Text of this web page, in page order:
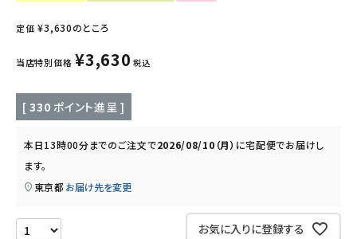
キッチン用品
ブランド
定価 ¥3,630のところ
当店特別価格 ¥3,630 税込
[ 330 ポイント進呈 ]
本日13時00分までのご注文で2026/08/10（月） に宅配便でお届けし
ます。
東京都 お届け先を変更
お気に入りに登録する